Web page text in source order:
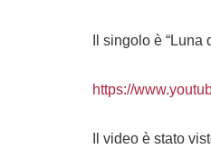
Il singolo è “Luna
https://
Il video è stato